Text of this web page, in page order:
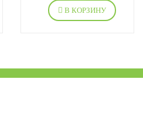
В КОРЗИНУ